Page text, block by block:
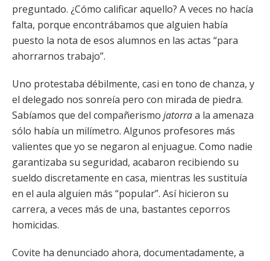
preguntado. ¿Cómo calificar aquello? A veces no hacía
falta, porque encontrábamos que alguien había
puesto la nota de esos alumnos en las actas “para
ahorrarnos trabajo”.
Uno protestaba débilmente, casi en tono de chanza, y
el delegado nos sonreía pero con mirada de piedra.
Sabíamos que del compañerismo jatorraa la amenaza
sólo había un milímetro. Algunos profesores más
valientes que yo se negaron al enjuague. Como nadie
garantizaba su seguridad, acabaron recibiendo su
sueldo discretamente en casa, mientras les sustituía
en el aula alguien más “popular”. Así hicieron su
carrera, a veces más de una, bastantes ceporros
homicidas.
Covite ha denunciado ahora, documentadamente, a